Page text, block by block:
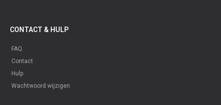
CONTACT & HULP
FAQ
Contact
Hulp
Wachtwoord wijzigen